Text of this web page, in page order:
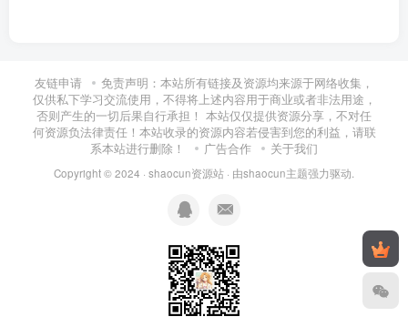
友链申请
免责声明：本站所有链接及资源均来源于网络收集，
仅供私下学习交流使用，不得将上述内容用于商业或者非法用途，
否则产生的一切后果自行承担！ 本站仅仅提供资源分享，不对任
何资源负法律责任！本站收录的资源内容若侵害到您的利益，请联
系本站进行删除！
广告合作 关于我们
Copyright © 2024 · shaocun资源站 · 由shaocun主题强力驱动.